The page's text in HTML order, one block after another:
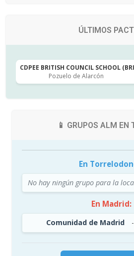
ÚLTIMOS
CDPEE BRITISH COUNCIL SCHOOL
Pozuelo de Alarcón
📱 GRUPOS ALM EN
En
No hay ningún grupo para la
En Madrid:
Comunidad de Madrid -